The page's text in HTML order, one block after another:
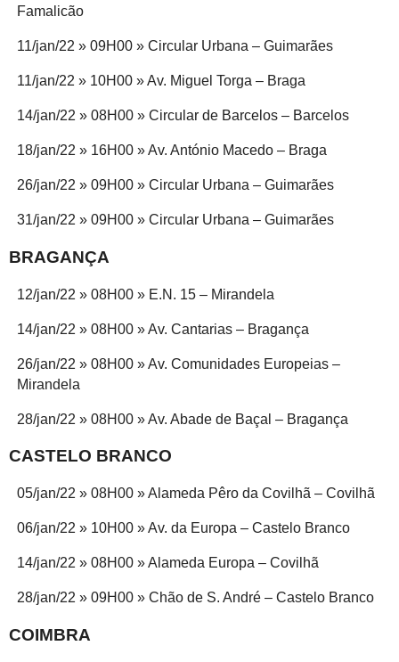
Famalicão
11/jan/22 » 09H00 » Circular Urbana – Guimarães
11/jan/22 » 10H00 » Av. Miguel Torga – Braga
14/jan/22 » 08H00 » Circular de Barcelos – Barcelos
18/jan/22 » 16H00 » Av. António Macedo – Braga
26/jan/22 » 09H00 » Circular Urbana – Guimarães
31/jan/22 » 09H00 » Circular Urbana – Guimarães
BRAGANÇA
12/jan/22 » 08H00 » E.N. 15 – Mirandela
14/jan/22 » 08H00 » Av. Cantarias – Bragança
26/jan/22 » 08H00 » Av. Comunidades Europeias –
Mirandela
28/jan/22 » 08H00 » Av. Abade de Baçal – Bragança
CASTELO BRANCO
05/jan/22 » 08H00 » Alameda Pêro da Covilhã – Covilhã
06/jan/22 » 10H00 » Av. da Europa – Castelo Branco
14/jan/22 » 08H00 » Alameda Europa – Covilhã
28/jan/22 » 09H00 » Chão de S. André – Castelo Branco
COIMBRA